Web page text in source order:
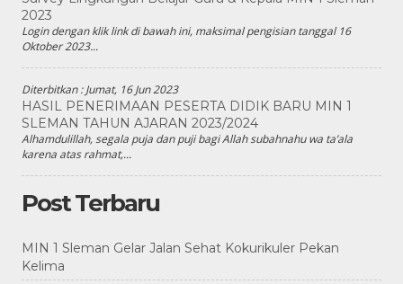
2023
Login dengan klik link di bawah ini, maksimal pengisian tanggal 16
Oktober 2023...
Diterbitkan :Jumat, 16 Jun 2023
HASIL PENERIMAAN PESERTA DIDIK BARU MIN 1
SLEMAN TAHUN AJARAN 2023/2024
Alhamdulillah, segala puja dan puji bagi Allah subahnahu wa ta’ala
karena atas rahmat,...
Post Terbaru
MIN 1 Sleman Gelar Jalan Sehat Kokurikuler Pekan
Kelima